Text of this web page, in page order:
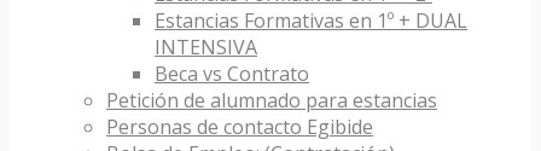
Estancias Formativas en 1º + DUAL
INTENSIVA
Beca vs Contrato
Petición de alumnado para estancias
Personas de contacto Egibide